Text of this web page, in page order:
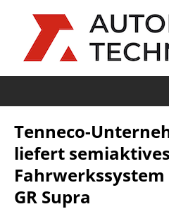
Tenneco-
liefert semiaktives
GR Supra